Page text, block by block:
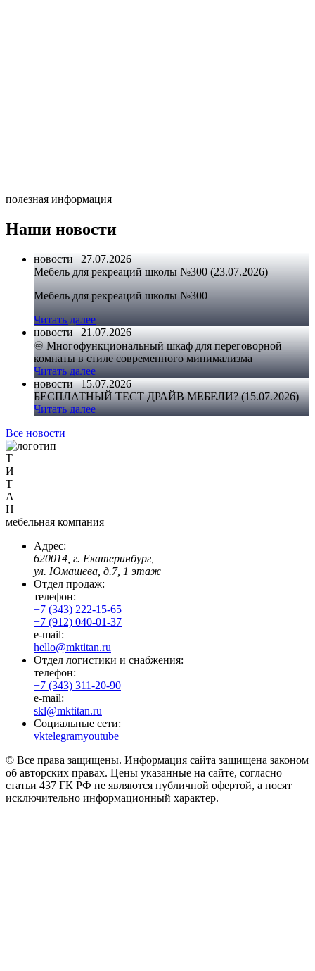
полезная информация
Наши новости
новости | 27.07.2026
Мебель для рекреаций школы №300 (23.07.2026)
Мебель для рекреаций школы №300
Читать далее
новости | 21.07.2026
♾️ Многофункциональный шкаф для переговорной
комнаты в стиле современного минимализма
Читать далее
новости | 15.07.2026
БЕСПЛАТНЫЙ ТЕСТ ДРАЙВ МЕБЕЛИ? (15.07.2026)
Читать далее
Все новости
Т
И
Т
А
Н
мебельная компания
Адрес:
620014, г. Екатеринбург,
ул. Юмашева, д.7, 1 этаж
Отдел продаж:
телефон:
+7 (343) 222-15-65
+7 (912) 040-01-37
e-mail:
hello@mktitan.ru
Отдел логистики и снабжения:
телефон:
+7 (343) 311-20-90
e-mail:
skl@mktitan.ru
Социальные сети:
vktelegramyoutube
© Все права защищены. Информация сайта защищена законом
об авторских правах. Цены указанные на сайте, согласно
статьи 437 ГК РФ не являются публичной офертой, а носят
исключительно информационный характер.